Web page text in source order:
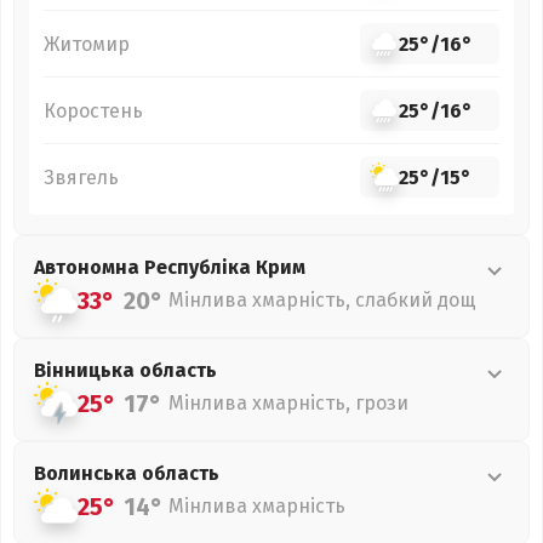
Житомир 25°/16°
Коростень 25°/16°
Звягель 25°/15°
Автономна Республіка Крим
33° 20° Мінлива хмарність, слабкий дощ
Вінницька область
25° 17° Мінлива хмарність, грози
Волинська область
25° 14° Мінлива хмарність